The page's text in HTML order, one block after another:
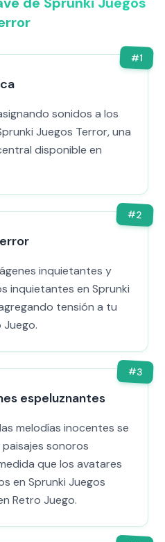
#1
sonidos a los
Juegos Terror, una
disponible en
#2
inquietantes y
inquietantes en Sprunki
tensión a tu
Juego.
#3
espeluznantes
melodías inocentes se
sonoros
que los avatares
en Sprunki Juegos
Retro Juego.